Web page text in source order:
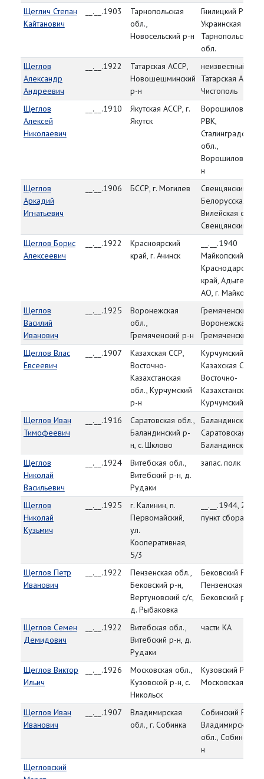
Щеглич Степан
Кайтанович
__.__.1903
Тарнопольская
обл.,
Новосельский р-н
Гнилицкий РВК,
Украинская ССР,
Тарнопольская
обл.
Щеглов
Александр
Андреевич
__.__.1922
Татарская АССР,
Новошешминский
р-н
неизвестный РВК,
Татарская АССР,
Чистополь
Щеглов
Алексей
Николаевич
__.__.1910
Якутская АССР, г.
Якутск
Ворошиловский
РВК,
Сталинградская
обл.,
Ворошиловский
н
Щеглов
Аркадий
Игнатьевич
__.__.1906 БССР, г. Могилев
Свенцянский
Белорусская
Вилейская обл.,
Свенцянский р-н
Щеглов Борис
Алексеевич
__.__.1922
Красноярский
край, г. Ачинск
__.__.1940
Майкопский ГВК,
Краснодарский
край, Адыгейская
АО, г. Майкоп
Щеглов
Василий
Иванович
__.__.1925
Воронежская
обл.,
Гремяченский р-н
Гремяченский
Воронежская
Гремяченский р-н
Щеглов Влас
Евсеевич
__.__.1907
Казахская ССР,
Восточно-
Казахстанская
обл., Курчумский
р-н
Курчумский РВК
Казахская ССР,
Восточно-
Казахстанская
Курчумский р-н
Щеглов Иван
Тимофеевич
__.__.1916
Саратовская обл.,
Баландинский р-
н, с. Шклово
Баландинский
Саратовская
Баландинский р-
Щеглов
Николай
Васильевич
__.__.1924
Витебская обл.,
Витебский р-н, д.
Рудаки
запас. полк 39
Щеглов
Николай
Кузьмич
__.__.1925
г. Калинин, п.
Первомайский,
ул.
Кооперативная,
5/3
__.__.1944, 2 ком.
пункт сбора
Щеглов Петр
Иванович
__.__.1922
Пензенская обл.,
Бековский р-н,
Вертуновский с/с,
д. Рыбаковка
Бековский РВК,
Пензенская обл.,
Бековский р-н
Щеглов Семен
Демидович
__.__.1922
Витебская обл.,
Витебский р-н, д.
Рудаки
части КА
Щеглов Виктор
Ильич
__.__.1926
Московская обл.,
Кузовской р-н, с.
Никольск
Кузовский РВК,
Московская обл.
Щеглов Иван
Иванович
__.__.1907
Владимирская
обл., г. Собинка
Собинский РВК,
Владимирская
обл., Собинский
н
Щегловский